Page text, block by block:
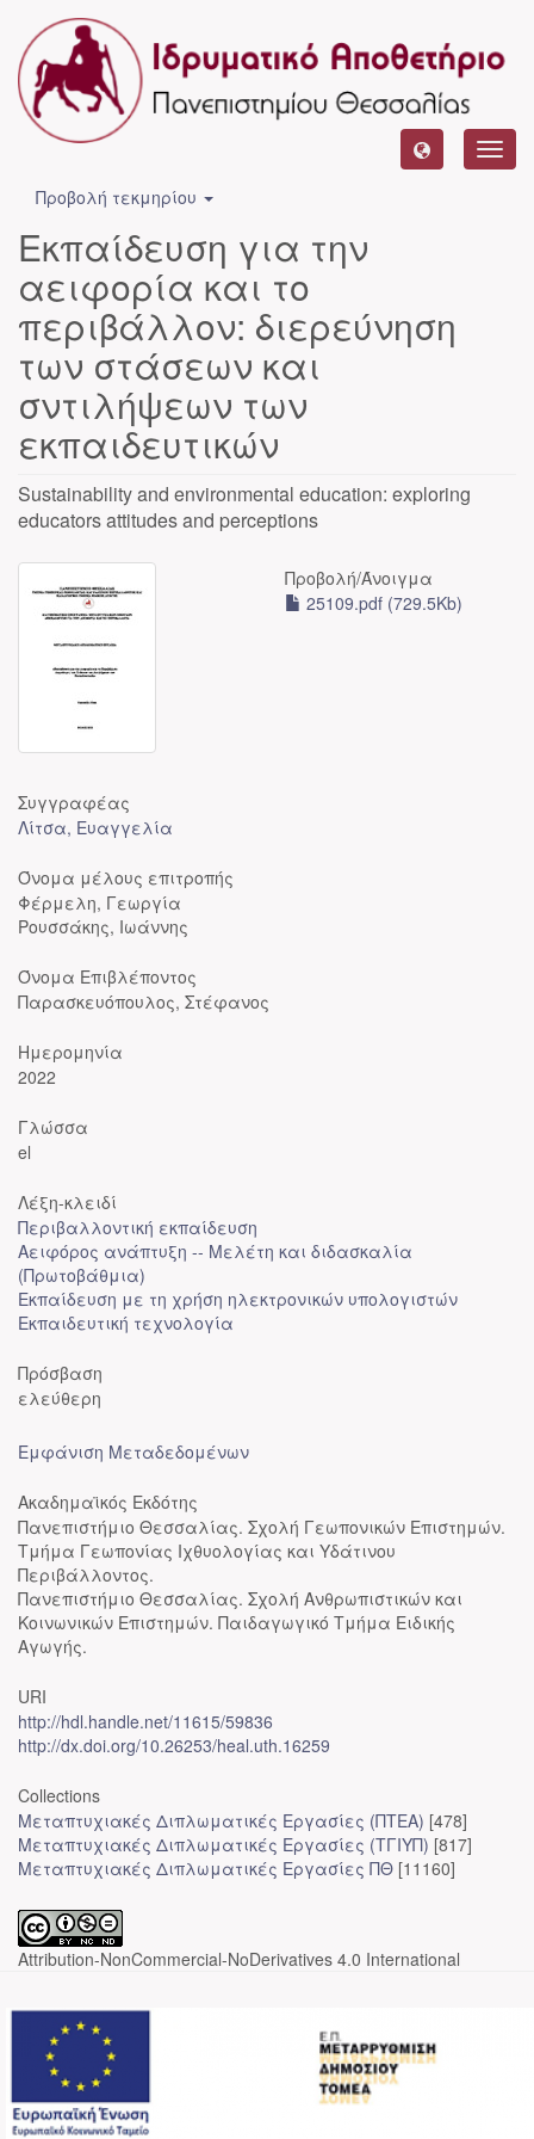
Προβολή τεκμηρίου
Εκπαίδευση για την
αειφορία και το
περιβάλλον: διερεύνηση
των στάσεων και
σντιλήψεων των
εκπαιδευτικών
Sustainability and environmental education: exploring
educators attitudes and perceptions
Προβολή/Άνοιγμα
25109.pdf (729.5Kb)
Συγγραφέας
Λίτσα, Ευαγγελία
Όνομα μέλους επιτροπής
Φέρμελη, Γεωργία
Ρουσσάκης, Ιωάννης
Όνομα Επιβλέποντος
Παρασκευόπουλος, Στέφανος
Ημερομηνία
2022
Γλώσσα
el
Λέξη-κλειδί
Περιβαλλοντική εκπαίδευση
Αειφόρος ανάπτυξη -- Μελέτη και διδασκαλία
(Πρωτοβάθμια)
Εκπαίδευση με τη χρήση ηλεκτρονικών υπολογιστών
Εκπαιδευτική τεχνολογία
Πρόσβαση
ελεύθερη
Εμφάνιση Μεταδεδομένων
Ακαδημαϊκός Εκδότης
Πανεπιστήμιο Θεσσαλίας. Σχολή Γεωπονικών Επιστημών.
Τμήμα Γεωπονίας Ιχθυολογίας και Υδάτινου
Περιβάλλοντος.
Πανεπιστήμιο Θεσσαλίας. Σχολή Ανθρωπιστικών και
Κοινωνικών Επιστημών. Παιδαγωγικό Τμήμα Ειδικής
Αγωγής.
URI
http://hdl.handle.net/11615/59836
http://dx.doi.org/10.26253/heal.uth.16259
Collections
Μεταπτυχιακές Διπλωματικές Εργασίες (ΠΤΕΑ) [478]
Μεταπτυχιακές Διπλωματικές Εργασίες (ΤΓΙΥΠ) [817]
Μεταπτυχιακές Διπλωματικές Εργασίες ΠΘ [11160]
Attribution-NonCommercial-NoDerivatives 4.0 International